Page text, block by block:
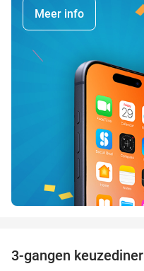
Meer info
3-gangen keuzediner